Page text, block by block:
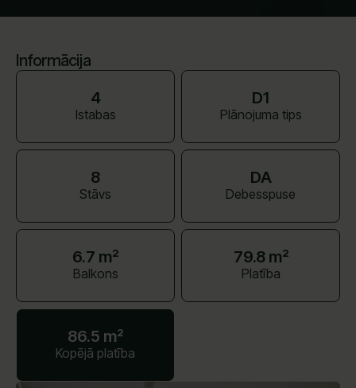
Informācija
4
Istabas
D1
Plānojuma tips
8
Stāvs
DA
Debesspuse
6.7 m²
Balkons
79.8 m²
Platība
86.5 m²
Kopējā platība